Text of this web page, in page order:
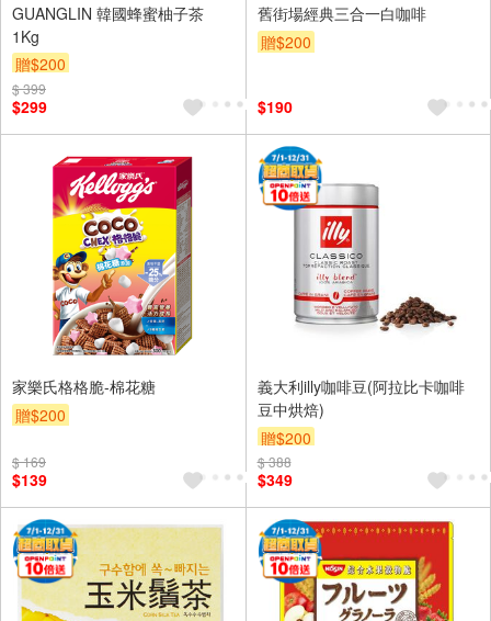
GUANGLIN 韓國蜂蜜柚子茶
1Kg
贈$200
$ 399
$299
舊街場經典三合一白咖啡
贈$200
$190
家樂氏格格脆-棉花糖
贈$200
$ 169
$139
義大利illy咖啡豆(阿拉比卡咖啡
豆中烘焙)
贈$200
$ 388
$349